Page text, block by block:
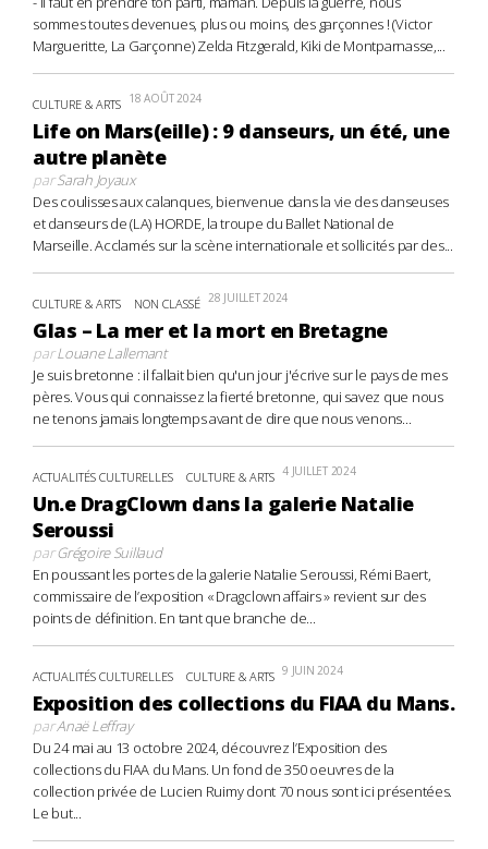
sommes toutes devenues, plus ou moins, des garçonnes ! (Victor
Margueritte, La Garçonne) Zelda Fitzgerald, Kiki de Montparnasse,...
CULTURE & ARTS 18 AOÛT 2024
Life on Mars(eille) : 9 danseurs, un été, une
autre planète
parSarah Joyaux
Des coulisses aux calanques, bienvenue dans la vie des danseuses
et danseurs de (LA) HORDE, la troupe du Ballet National de
Marseille. Acclamés sur la scène internationale et sollicités par des...
CULTURE & ARTS NON CLASSÉ 28 JUILLET 2024
Glas – La mer et la mort en Bretagne
parLouane Lallemant
Je suis bretonne : il fallait bien qu'un jour j'écrive sur le pays de mes
pères. Vous qui connaissez la fierté bretonne, qui savez que nous
ne tenons jamais longtemps avant de dire que nous venons...
ACTUALITÉS CULTURELLES CULTURE & ARTS 4 JUILLET 2024
Un.e DragClown dans la galerie Natalie
Seroussi
parGrégoire Suillaud
En poussant les portes de la galerie Natalie Seroussi, Rémi Baert,
commissaire de l’exposition « Dragclown affairs » revient sur des
points de définition. En tant que branche de...
ACTUALITÉS CULTURELLES CULTURE & ARTS 9 JUIN 2024
Exposition des collections du FIAA du Mans.
parAnaë Leffray
Du 24 mai au 13 octobre 2024, découvrez l’Exposition des
collections du FIAA du Mans. Un fond de 350 oeuvres de la
collection privée de Lucien Ruimy dont 70 nous sont ici présentées.
Le but...